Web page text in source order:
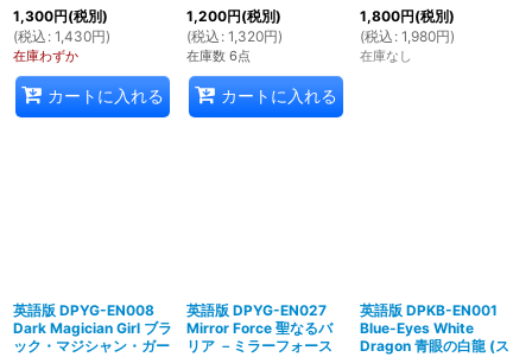
1,300円(税別)
(税込 : 1,430円)
在庫わずか
カートに入れる
1,200円(税別)
(税込 : 1,320円)
在庫数 6点
カートに入れる
1,800円(税別)
(税込 : 1,980円)
在庫なし
英語版 DPYG-EN008
Dark Magician Girl ブラ
ック・マジシャン・ガー
英語版 DPYG-EN027
Mirror Force 聖なるバ
リア －ミラーフォース
英語版 DPKB-EN001
Blue-Eyes White
Dragon 青眼の白龍 (ス